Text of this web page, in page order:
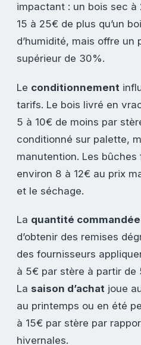
impactant : un bois sec à
15 à 25€ de plus qu’un
d’humidité, mais offre un
supérieur de 30%.
Le conditionnement
tarifs. Le bois livré en
5 à 10€ de moins par
conditionné sur palette,
manutention. Les
environ 8 à 12€ au prix
et le séchage.
La quantité commandée
d’obtenir des remises
des fournisseurs
à 5€ par stère à partir de
La saison d’achat joue
au printemps ou en été
à 15€ par stère par
hivernales.